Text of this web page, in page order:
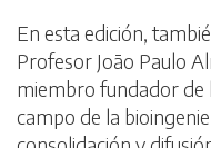
En esta edición,
Profesor João Paulo
miembro fundador de
campo de la